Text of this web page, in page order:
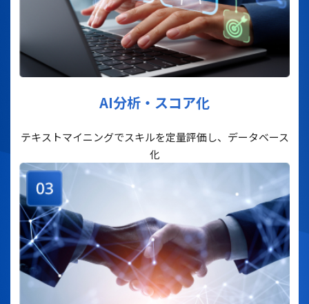
AI分析・スコア化
テキストマイニングでスキルを定量評価し、 データベース
化